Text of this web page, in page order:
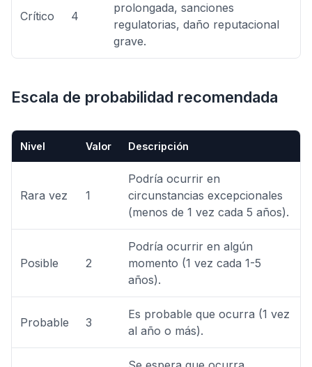
Crítico 4
prolongada, sanciones
regulatorias, daño reputacional
grave.
Escala de probabilidad recomendada
Nivel Valor Descripción
Rara vez 1
Podría ocurrir en
circunstancias excepcionales
(menos de 1 vez cada 5 años).
Posible 2
Podría ocurrir en algún
momento (1 vez cada 1-5
años).
Probable 3
Es probable que ocurra (1 vez
al año o más).